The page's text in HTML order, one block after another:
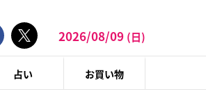
2026/08/09 (日)
占い お買い物